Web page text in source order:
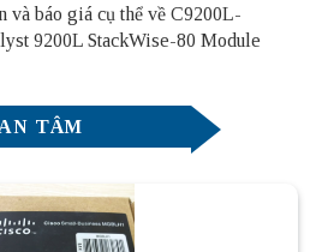
và báo giá cụ thể về C9200L-
9200L StackWise-80 Module
TÂM